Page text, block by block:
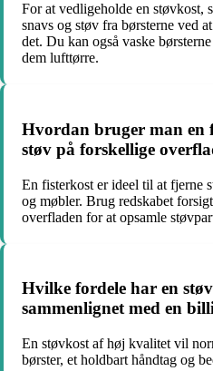
For at vedligeholde en støvkost,
snavs og støv fra børsterne ved
det. Du kan også vaske
dem lufttørre.
Hvordan bruger man en
støv på forskellige
En fisterkost er ideel til at fjerne
og møbler. Brug redskabet
overfladen for at opsamle
Hvilke fordele har en
sammenlignet med en
En støvkost af høj kvalitet vil
børster, et holdbart håndtag og